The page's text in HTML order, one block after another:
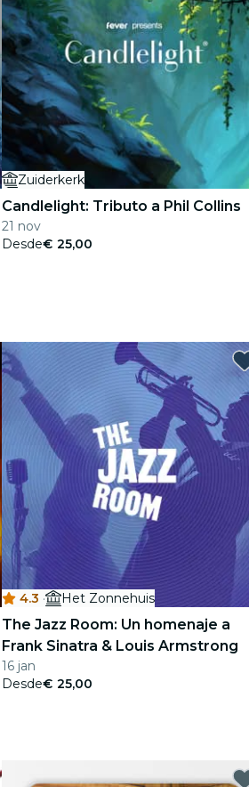
Zuiderkerk
Candlelight: Tributo a Phil Collins
21 nov
Desde€ 25,00
4.3 · Het Zonnehuis
The Jazz Room: Un homenaje a
Frank Sinatra & Louis Armstrong
16 jan
Desde€ 25,00